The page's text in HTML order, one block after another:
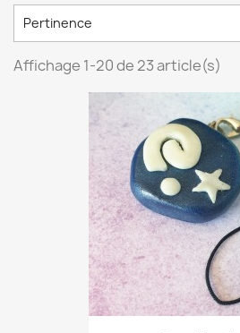
Pertinence
Affichage 1-20 de 23 article(s)